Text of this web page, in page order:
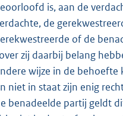
is, aan de
de
of de
zij daarbij belang
wijze in de behoefte
niet in staat zijn enig
benadeelde partij geldt